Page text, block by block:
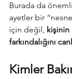
Burada da
ayetler bir
için değil, kişinin
farkındalığını
Kimler